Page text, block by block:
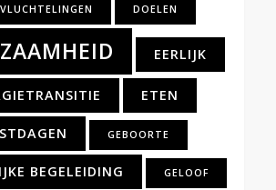
DOELEN
EERLIJK
ETEN
GEBOORTE
BEGELEIDING GELOOF